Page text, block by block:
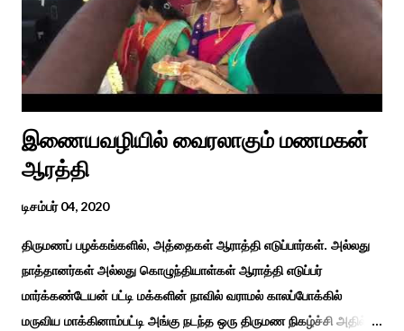
இயந்திரம் இல்லாத கால வாழ்க்கை முறையாகும். தொடர்ந்து உற்றார்
உறவுகளைக் கண்டு மகிழும் காணும் பொங்கல் இயற்கை, வாழ்வியல்
முறை, உறவுகள் சார்ந்த உயிர்ப்பான ...
இணையவழியில் வைரலாகும் மணமகன்
ஆரத்தி
டிசம்பர் 04, 2020
திருமணப் பழக்கங்களில், அத்தைகள் ஆராத்தி எடுப்பார்கள். அல்லது
நாத்தானர்கள் அல்லது கொழுந்தியாள்கள் ஆராத்தி எடுப்பர்
மார்க்கண்டேயன் பட்டி மக்களின் நாவில் வராமல் காலப்போக்கில்
மருவிய மாக்கினாம்பட்டி அங்கு நடந்த ஒரு திருமண நிகழ்ச்சி அதில்